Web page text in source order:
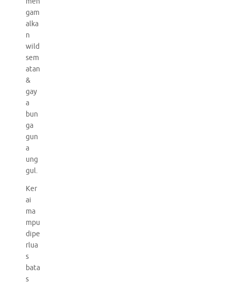
gam
alka
n
wild
sem
atan
&
gay
a
bun
ga
gun
a
ung
gul.
Ker
ai
ma
mpu
dipe
rlua
s
bata
s